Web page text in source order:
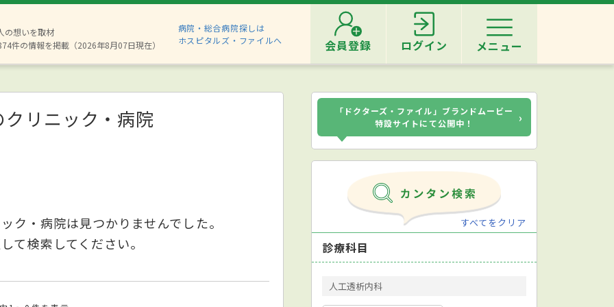
の想いを取材
件の情報を掲載（2026年8月07日現在）
病院・総合病院探しは
ホスピタルズ・ファイルへ
会員登録 ログイン メニュー
クリニック・病院
ク・病院は見つかりませんでした。
て検索してください。
「ドクターズ・ファイル」ブランドムービー
特設サイトにて公開中！
›
すべてをクリア
診療科目
人工透析内科